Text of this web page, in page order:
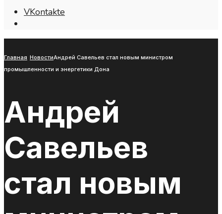
VKontakte
Главная НовостиАндрей Савельев стал новым министром
промышленности и энергетики Дона
Андрей
Савельев
стал новым